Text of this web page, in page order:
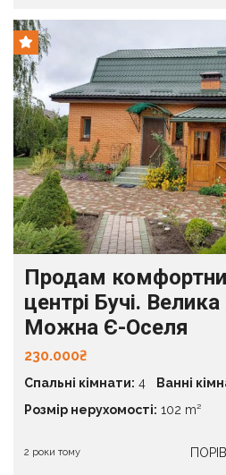
Продам
центрі Бучі.
Можна Є-Оселя
230.000₴
Спальні кімнати: 4 Ванні
Розмір нерухомості: 102 m²
2 роки тому